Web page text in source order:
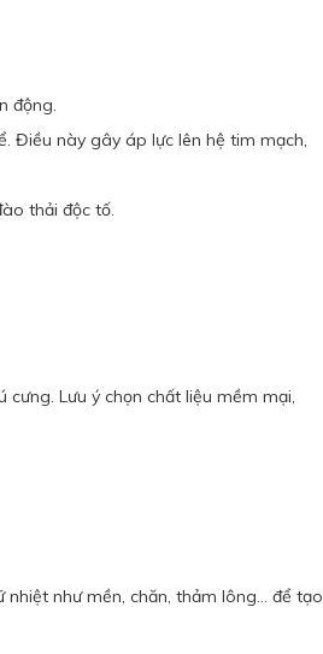
động.
Điều này gây áp lực lên hệ tim mạch,
thải độc tố.
Lưu ý chọn chất liệu mềm mại,
nhiệt như mền, chăn, thảm lông… để tạo